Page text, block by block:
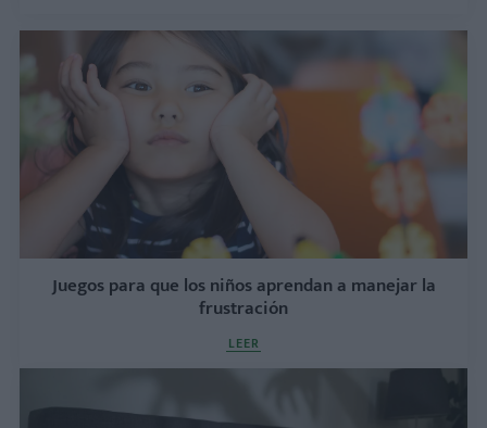
Juegos para que los niños aprendan a manejar la
frustración
LEER